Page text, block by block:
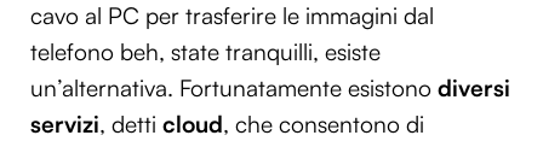
cavo al PC per trasferire le immagini dal
telefono beh, state tranquilli, esiste
un’alternativa. Fortunatamente esistono diversi
servizi, detti cloud, che consentono di